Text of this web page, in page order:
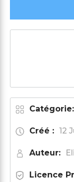
Catégorie:
Créé : 12
Auteur:
Licence